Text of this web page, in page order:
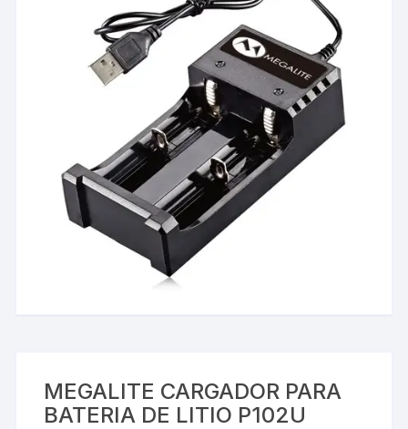
MEGALITE CARGADOR PARA
BATERIA DE LITIO P102U